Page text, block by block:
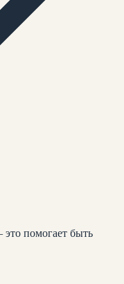
помогает быть